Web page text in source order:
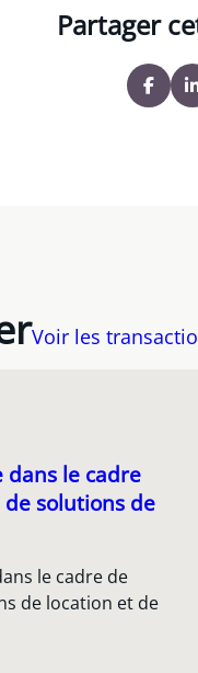
Partager
Voir les
dans le cadre
de solutions de
le cadre de
de location et de